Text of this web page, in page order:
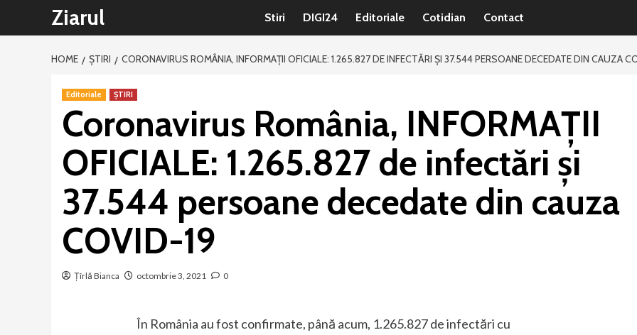
Ziarul Stiri DIGI24 Editoriale Cotidian Contact
HOME ȘTIRI CORONAVIRUS ROMÂNIA, INFORMAȚII OFICIALE: 1.265.827 DE INFECTĂRI ȘI 37.544 PERSOANE DECEDATE DIN CAUZA
Editoriale ȘTIRI
Coronavirus România, INFORMAȚII
OFICIALE: 1.265.827 de infectări și
37.544 persoane decedate din cauza
COVID-19
Țîrlă Bianca octombrie 3, 2021 0
În România au fost confirmate, până acum, 1.265.827 de infectări cu